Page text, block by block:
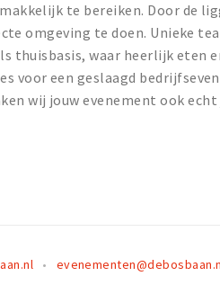
te bereiken. Door de
omgeving te doen. Unieke
thuisbasis, waar heerlijk eten
voor een geslaagd
wij jouw evenement ook